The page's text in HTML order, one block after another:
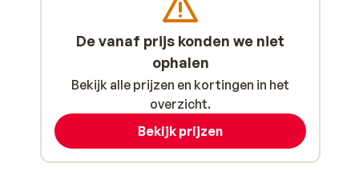
De vanaf prijs konden we niet
ophalen
Bekijk alle prijzen en kortingen in het
overzicht.
Bekijk prijzen